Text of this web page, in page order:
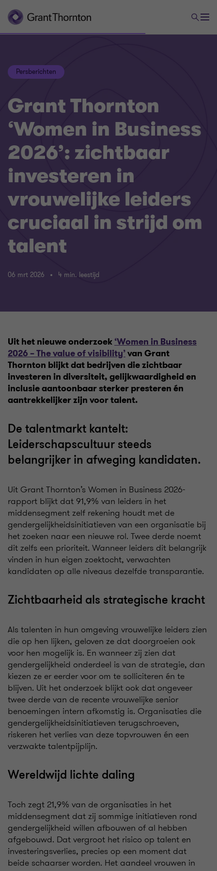
Persberichten
Grant Thornton
‘Women in Business
2026’: zichtbaar
investeren in
vrouwelijke leiders
cruciaal in strijd om
talent
06 mrt 2026 4 min. leestijd
Uit het nieuwe onderzoek ‘Women in Business
2026 – The value of visibility’van Grant
Thornton blijkt dat bedrijven die zichtbaar
investeren in diversiteit, gelijkwaardigheid en
inclusie aantoonbaar sterker presteren én
aantrekkelijker zijn voor talent.
De talentmarkt kantelt:
Leiderschapscultuur steeds
belangrijker in afweging kandidaten.
Uit Grant Thornton’s Women in Business 2026-
rapport blijkt dat 91,9% van leiders in het
middensegment zelf rekening houdt met de
gendergelijkheidsinitiatieven van een organisatie bij
het zoeken naar een nieuwe rol. Twee derde noemt
dit zelfs een prioriteit. Wanneer leiders dit belangrijk
vinden in hun eigen zoektocht, verwachten
kandidaten op alle niveaus dezelfde transparantie.
Zichtbaarheid als strategische kracht
Als talenten in hun omgeving vrouwelijke leiders zien
die op hen lijken, geloven ze dat doorgroeien ook
voor hen mogelijk is. En wanneer zij zien dat
gendergelijkheid onderdeel is van de strategie, dan
kiezen ze er eerder voor om te solliciteren én te
blijven. Uit het onderzoek blijkt ook dat ongeveer
twee derde van de recente vrouwelijke senior
benoemingen intern afkomstig is. Organisaties die
gendergelijkheidsinitiatieven terugschroeven,
riskeren het verlies van deze topvrouwen én een
verzwakte talentpijplijn.
Wereldwijd lichte daling
Toch zegt 21,9% van de organisaties in het
middensegment dat zij sommige initiatieven rond
gendergelijkheid willen afbouwen of al hebben
afgebouwd. Dat vergroot het risico op talent en
investeringsverlies, precies op een moment dat
beide schaarser worden. Het aandeel vrouwen in